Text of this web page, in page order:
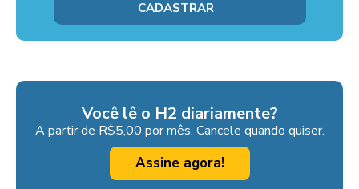
Você lê o H2 diariamente?
A partir de R$5,00 por mês. Cancele quando quiser.
Assine agora!